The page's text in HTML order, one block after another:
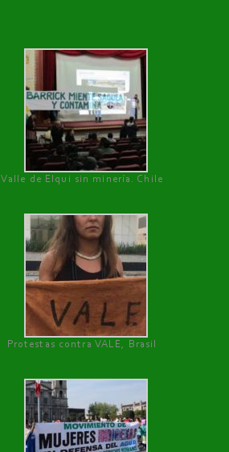
Valle de Elqui sin minería. Chile
Protestas contra VALE, Brasil